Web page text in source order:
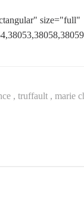
size="full"
, truffault , marie